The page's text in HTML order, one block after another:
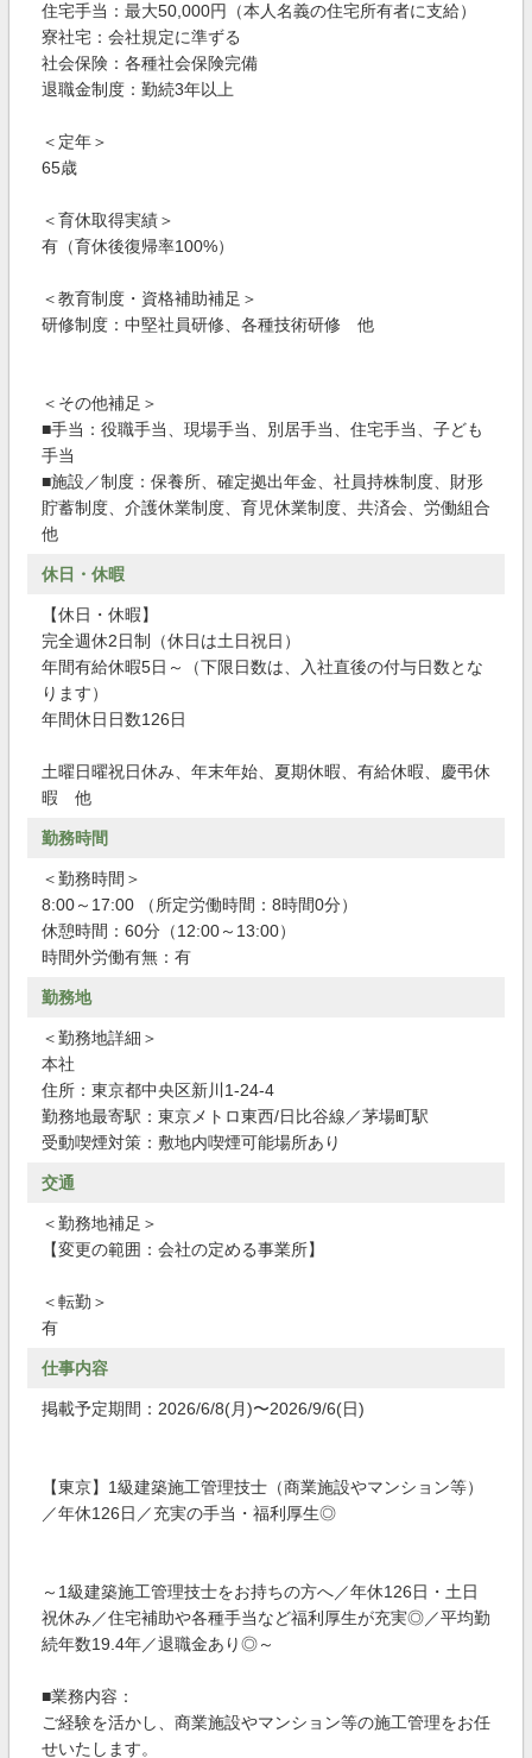
住宅手当：最大50,000円（本人名義の住宅所有者に支給）
寮社宅：会社規定に準ずる
社会保険：各種社会保険完備
退職金制度：勤続3年以上
＜定年＞
65歳
＜育休取得実績＞
有（育休後復帰率100%）
＜教育制度・資格補助補足＞
研修制度：中堅社員研修、各種技術研修 他
＜その他補足＞
■手当：役職手当、現場手当、別居手当、住宅手当、子ども
手当
■施設／制度：保養所、確定拠出年金、社員持株制度、財形
貯蓄制度、介護休業制度、育児休業制度、共済会、労働組合
他
休日・休暇
【休日・休暇】
完全週休2日制（休日は土日祝日）
年間有給休暇5日～（下限日数は、入社直後の付与日数とな
ります）
年間休日日数126日
土曜日曜祝日休み、年末年始、夏期休暇、有給休暇、慶弔休
暇 他
勤務時間
＜勤務時間＞
8:00～17:00 （所定労働時間：8時間0分）
休憩時間：60分（12:00～13:00）
時間外労働有無：有
勤務地
＜勤務地詳細＞
本社
住所：東京都中央区新川1-24-4
勤務地最寄駅：東京メトロ東西/日比谷線／茅場町駅
受動喫煙対策：敷地内喫煙可能場所あり
交通
＜勤務地補足＞
【変更の範囲：会社の定める事業所】
＜転勤＞
有
仕事内容
掲載予定期間：2026/6/8(月)〜2026/9/6(日)
【東京】1級建築施工管理技士（商業施設やマンション等）
／年休126日／充実の手当・福利厚生◎
～1級建築施工管理技士をお持ちの方へ／年休126日・土日
祝休み／住宅補助や各種手当など福利厚生が充実◎／平均勤
続年数19.4年／退職金あり◎～
■業務内容：
ご経験を活かし、商業施設やマンション等の施工管理をお任
せいたします。